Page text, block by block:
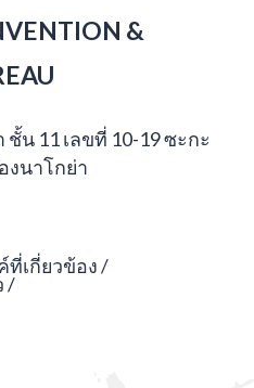
&
น 11 เลขที่ 10-19 ซะกะ
งนาโกย่า
ที่เกี่ยวข้อง